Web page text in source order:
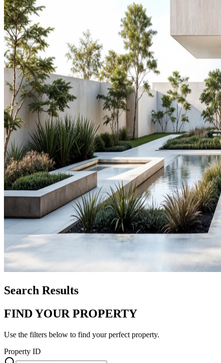
Search Results
FIND YOUR PROPERTY
Use the filters below to find your perfect property.
Property ID